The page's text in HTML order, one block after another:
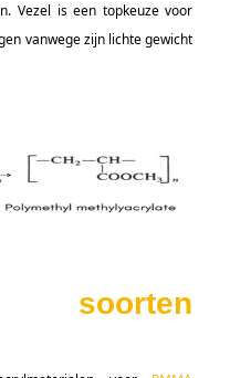
Vezel is een topkeuze voor
vanwege zijn lichte gewicht
soorten